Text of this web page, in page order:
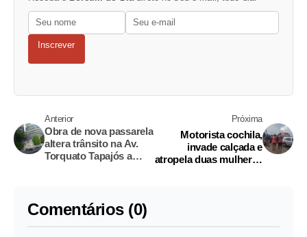
Inscrever
Anterior
Obra de nova passarela
altera trânsito na Av.
Torquato Tapajós a
Próxima
Motorista cochila,
invade calçada e
atropela duas mulheres
Comentários (0)